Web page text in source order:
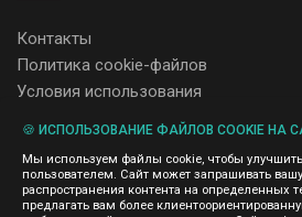
Контакты
Политика cookie-файлов
Условия использования
содержание размещенных объявлений.
Мы ценим конфиденциальность наших
передаем и не продаем личную
🍪 ИСПОЛЬЗОВАНИЕ ФАЙЛОВ COOKIE НА
Мы используем файлы cookie, чтобы
пользователем. Сайт может запрашивать
распространения контента на определенных
предлагать вам более